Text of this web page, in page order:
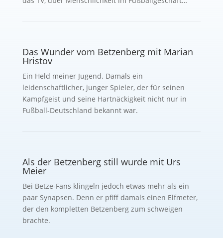
Das Wunder vom Betzenberg mit Marian
Hristov
Ein Held meiner Jugend. Damals ein
leidenschaftlicher, junger Spieler, der für seinen
Kampfgeist und seine Hartnäckigkeit nicht nur in
Fußball-Deutschland bekannt war.
Als der Betzenberg still wurde mit Urs
Meier
Bei Betze-Fans klingeln jedoch etwas mehr als ein
paar Synapsen. Denn er pfiff damals einen Elfmeter,
der den kompletten Betzenberg zum schweigen
brachte.